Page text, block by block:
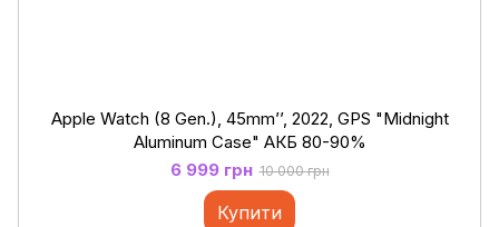
Apple Watch (8 Gen.), 45mm’’, 2022, GPS "Midnight
Aluminum Case" АКБ 80-90%
6 999 грн 10 000 грн
Купити